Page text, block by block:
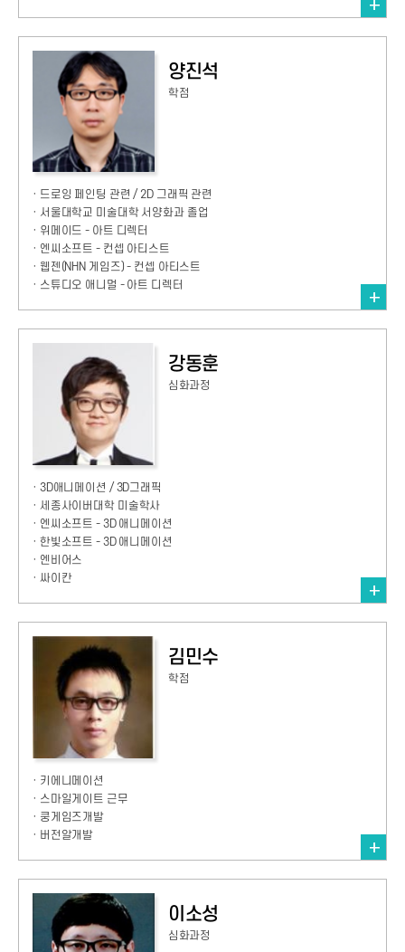
양진석
학점
· 드로잉 페인팅 관련 / 2D 그래픽 관련
· 서울대학교 미술대학 서양화과 졸업
· 위메이드 - 아트 디렉터
· 엔씨소프트 - 컨셉 아티스트
· 웹젠(NHN 게임즈) - 컨셉 아티스트
· 스튜디오 애니멀 - 아트 디렉터
강동훈
심화과정
· 3D애니메이션 / 3D그래픽
· 세종사이버대학 미술학사
· 엔씨소프트 - 3D 애니메이션
· 한빛소프트 - 3D 애니메이션
· 엔비어스
· 싸이칸
김민수
학점
· 키에니메이션
· 스마일게이트 근무
· 쿵게임즈개발
· 버전알개발
이소성
심화과정